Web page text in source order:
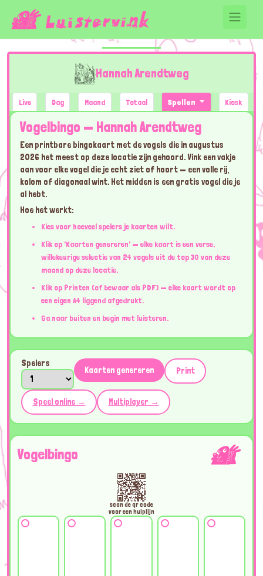
Hannah Arendtweg
Live Dag Maand Totaal Spellen Kiosk
Vogelbingo — Hannah Arendtweg
Een printbare bingokaart met de vogels die in augustus
2026 het meest op deze locatie zijn gehoord. Vink een vakje
aan voor elke vogel die je echt ziet of hoort — een volle rij,
kolom of diagonaal wint. Het midden is een gratis vogel die je
al hebt.
Hoe het werkt:
Kies voor hoeveel spelers je kaarten wilt.
Klik op 'Kaarten genereren' — elke kaart is een verse,
willekeurige selectie van 24 vogels uit de top 30 van deze
maand op deze locatie.
Klik op Printen (of bewaar als PDF) — elke kaart wordt op
een eigen A4 liggend afgedrukt.
Ga naar buiten en begin met luisteren.
Spelers
Kaarten genereren Print
Speel online → Multiplayer →
Vogelbingo
scan de qr code
voor een hulplijn